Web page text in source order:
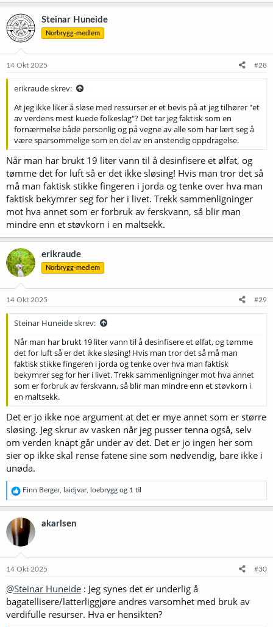
a
k
s
j
o
e
Steinar Huneide
Norbrygg-medlem
14 Okt 2025 #28
erikraude skrev:
At jeg ikke liker å sløse med ressurser er et bevis på at jeg tilhører "et
av verdens mest kuede folkeslag"? Det tar jeg faktisk som en
fornærmelse både personlig og på vegne av alle som har lært seg å
være sparsommelige som en del av en anstendig oppdragelse.
Når man har brukt 19 liter vann til å desinfisere et ølfat, og
tømme det for luft så er det ikke sløsing! Hvis man tror det så
må man faktisk stikke fingeren i jorda og tenke over hva man
faktisk bekymrer seg for her i livet. Trekk sammenligninger
mot hva annet som er forbruk av ferskvann, så blir man
mindre enn et støvkorn i en maltsekk.
erikraude
Norbrygg-medlem
14 Okt 2025 #29
Steinar Huneide skrev:
Når man har brukt 19 liter vann til å desinfisere et ølfat, og tømme
det for luft så er det ikke sløsing! Hvis man tror det så må man
faktisk stikke fingeren i jorda og tenke over hva man faktisk
bekymrer seg for her i livet. Trekk sammenligninger mot hva annet
som er forbruk av ferskvann, så blir man mindre enn et støvkorn i
en maltsekk.
Det er jo ikke noe argument at det er mye annet som er større
sløsing. Jeg skrur av vasken når jeg pusser tenna også, selv
om verden knapt går under av det. Det er jo ingen her som
sier op ikke skal rense fatene sine som nødvendig, bare ikke i
unøda.
R
e
a
k
s
o
e
:
Finn Berger, laidjvar, loebrygg og 1 til
akarlsen
14 Okt 2025 #30
@Steinar Huneide : Jeg synes det er underlig å
bagatellisere/latterliggjøre andres varsomhet med bruk av
verdifulle resurser. Hva er hensikten?